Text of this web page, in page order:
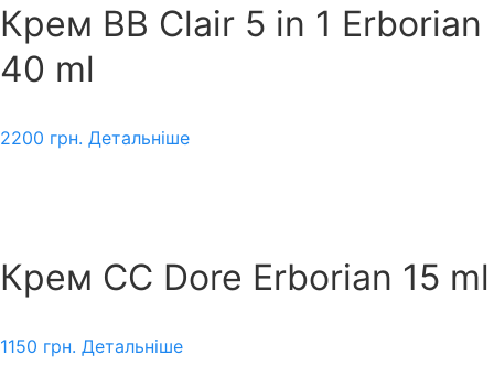
Крем BB Clair 5 in 1 Erborian
40 ml
2200 грн. Детальніше
Крем СС Dore Erborian 15 ml
1150 грн. Детальніше